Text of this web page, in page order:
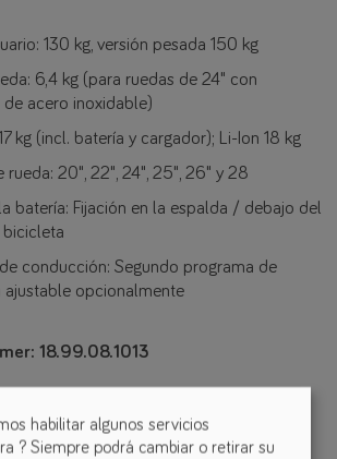
130 kg, versión pesada 150 kg
6,4 kg (para ruedas de 24" con
de acero inoxidable)
kg (incl. batería y cargador); Li-Ion 18 kg
rueda: 20", 22", 24", 25", 26" y 28
batería: Fijación en la espalda / debajo del
conducción: Segundo programa de
ajustable opcionalmente
18.99.08.1013
con el fabricante o distribuidor.
habilitar algunos servicios
? Siempre podrá cambiar o retirar su